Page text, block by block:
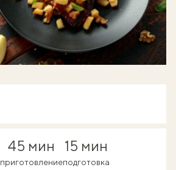
45 мин
приготовление
15 мин
подготовка